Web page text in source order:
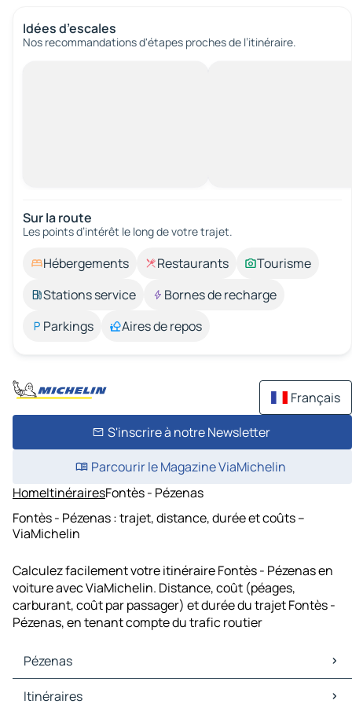
Idées d’escales
Nos recommandations d'étapes proches de l’itinéraire.
Sur la route
Les points d’intérêt le long de votre trajet.
Hébergements Restaurants
Tourisme
Stations service
Bornes de recharge
Parkings
Aires de repos
Français
S'inscrire à notre Newsletter
Parcourir le Magazine ViaMichelin
HomeItinérairesFontès - Pézenas
Fontès - Pézenas : trajet, distance, durée et coûts –
ViaMichelin
Calculez facilement votre itinéraire Fontès - Pézenas en
voiture avec ViaMichelin. Distance, coût (péages,
carburant, coût par passager) et durée du trajet Fontès -
Pézenas, en tenant compte du trafic routier
Pézenas
Pézenas Cartes et plans
Itinéraires